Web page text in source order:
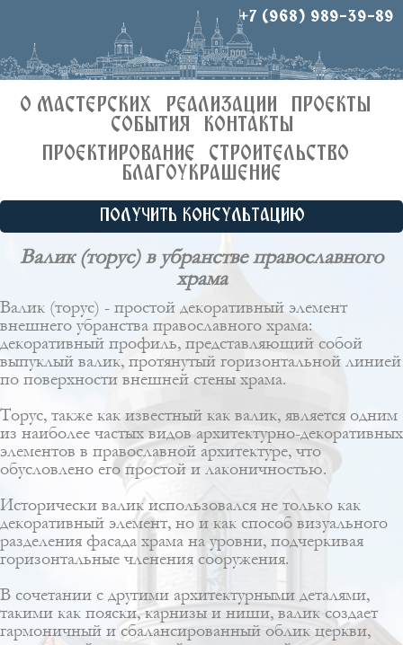
+7 (968) 989-39-89
О МАСТЕРСКИХ РЕАЛИЗАЦИИ
ПРОЕКТЫ
СОБЫТИЯ
КОНТАКТЫ
ПРОЕКТИРОВАНИЕ
СТРОИТЕЛЬСТВО
БЛАГОУКРАШЕНИЕ
ПОЛУЧИТЬ КОНСУЛЬТАЦИЮ
Валик (торус) в убранстве православного
храма
Валик (торус) - простой декоративный элемент
внешнего убранства православного храма:
декоративный профиль, представляющий собой
выпуклый валик, протянутый горизонтальной линией
по поверхности внешней стены храма.
Торус, также как известный как валик, является одним
из наиболее частых видов архитектурно-декоративных
элементов в православной архитектуре, что
обусловлено его простой и лаконичностью.
Исторически валик использовался не только как
декоративный элемент, но и как способ визуального
разделения фасада храма на уровни, подчеркивая
горизонтальные членения сооружения.
В сочетании с другими архитектурными деталями,
такими как пояски, карнизы и ниши, валик создает
гармоничный и сбалансированный облик церкви,